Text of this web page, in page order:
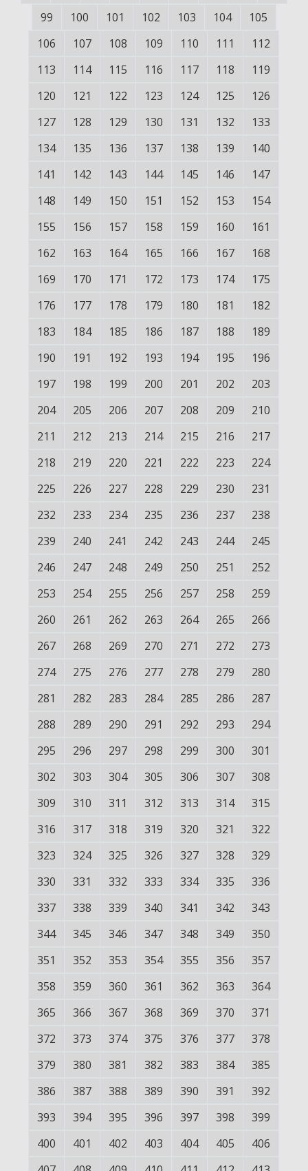
99
100 101 102 103 104
105
106
107 108 109 110 111
112
113
114 115 116 117 118
119
120
121 122 123 124 125
126
127
128 129 130 131 132
133
134
135 136 137 138 139
140
141
142 143 144 145 146
147
148
149 150 151 152 153
154
155
156 157 158 159 160
161
162
163 164 165 166 167
168
169
170 171 172 173 174
175
176
177 178 179 180 181
182
183
184 185 186 187 188
189
190
191 192 193 194 195
196
197
198 199 200 201 202
203
204
205 206 207 208 209
210
211
212 213 214 215 216
217
218
219 220 221 222 223
224
225
226 227 228 229 230
231
232
233 234 235 236 237
238
239
240 241 242 243 244
245
246
247 248 249 250 251
252
253
254 255 256 257 258
259
260
261 262 263 264 265
266
267
268 269 270 271 272
273
274
275 276 277 278 279
280
281
282 283 284 285 286
287
288
289 290 291 292 293
294
295
296 297 298 299 300
301
302
303 304 305 306 307
308
309
310 311 312 313 314
315
316
317 318 319 320 321
322
323
324 325 326 327 328
329
330
331 332 333 334 335
336
337
338 339 340 341 342
343
344
345 346 347 348 349
350
351
352 353 354 355 356
357
358
359 360 361 362 363
364
365
366 367 368 369 370
371
372
373 374 375 376 377
378
379
380 381 382 383 384
385
386
387 388 389 390 391
392
393
394 395 396 397 398
399
400
401 402 403 404 405
406